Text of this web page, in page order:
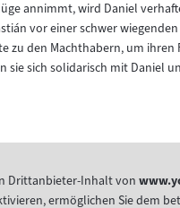
annimmt, wird Daniel
vor einer schwer
zu den Machthabern, um ihren
sie sich solidarisch mit Daniel
Drittanbieter-Inhalt von
ermöglichen Sie dem